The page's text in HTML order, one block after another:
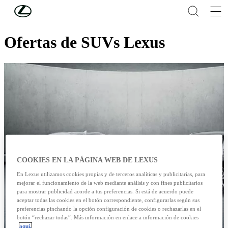
Skip to Main Content
Encuentra aquí tu SUV Lexus ideal
Ofertas de SUVs Lexus
COOKIES EN LA PÁGINA WEB DE LEXUS
En Lexus utilizamos cookies propias y de terceros analíticas y publicitarias, para
mejorar el funcionamiento de la web mediante análisis y con fines publicitarios
para mostrar publicidad acorde a tus preferencias. Si está de acuerdo puede
aceptar todas las cookies en el botón correspondiente, configurarlas según sus
preferencias pinchando la opción configuración de cookies o rechazarlas en el
botón “rechazar todas”. Más información en enlace a información de cookies
aquí.